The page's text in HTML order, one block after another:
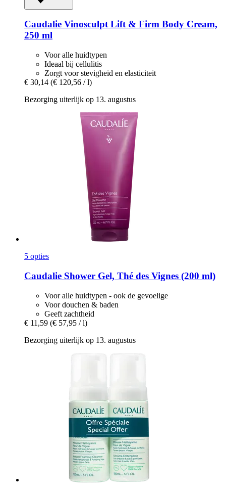
Caudalie Vinosculpt Lift & Firm Body Cream,
250 ml
Voor alle huidtypen
Ideaal bij cellulitis
Zorgt voor stevigheid en elasticiteit
€ 30,14 (€ 120,56 / l)
Bezorging uiterlijk op 13. augustus
5 opties
Caudalie Shower Gel, Thé des Vignes (200 ml)
Voor alle huidtypen - ook de gevoelige
Voor douchen & baden
Geeft zachtheid
€ 11,59 (€ 57,95 / l)
Bezorging uiterlijk op 13. augustus